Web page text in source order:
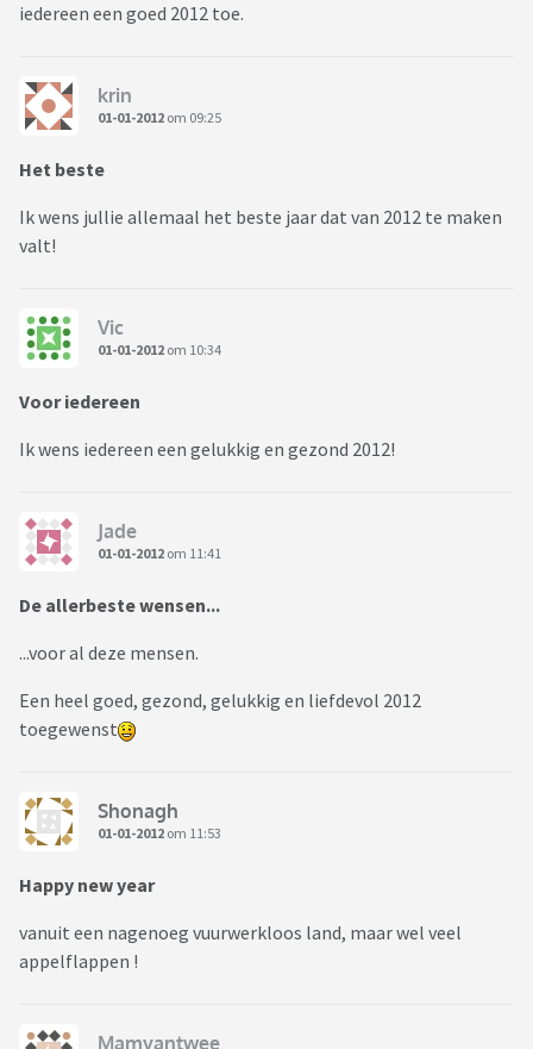
iedereen een goed 2012 toe.
krin
01-01-2012 om 09:25
Het beste
Ik wens jullie allemaal het beste jaar dat van 2012 te maken
valt!
Vic
01-01-2012 om 10:34
Voor iedereen
Ik wens iedereen een gelukkig en gezond 2012!
Jade
01-01-2012 om 11:41
De allerbeste wensen...
...voor al deze mensen.
Een heel goed, gezond, gelukkig en liefdevol 2012
toegewenst
Shonagh
01-01-2012 om 11:53
Happy new year
vanuit een nagenoeg vuurwerkloos land, maar wel veel
appelflappen !
Mamvantwee